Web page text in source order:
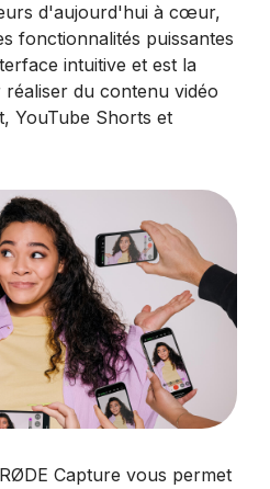
d'aujourd'hui à cœur,
fonctionnalités puissantes
intuitive et est la
du contenu vidéo
YouTube Shorts et
Capture vous permet